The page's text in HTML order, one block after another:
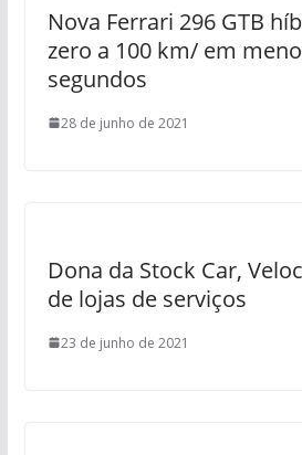
Nova Ferrari 296 GTB
zero a 100 km/ em
segundos
28 de junho de 2021
Dona da Stock Car,
de lojas de serviços
23 de junho de 2021